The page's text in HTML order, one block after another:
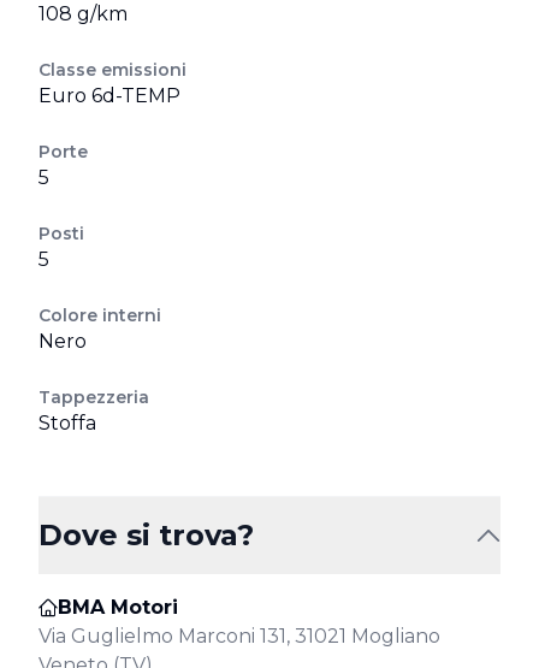
108 g/km
Classe emissioni
Euro 6d-TEMP
Porte
5
Posti
5
Colore interni
Nero
Tappezzeria
Stoffa
Dove si trova?
BMA Motori
Via Guglielmo Marconi 131, 31021 Mogliano